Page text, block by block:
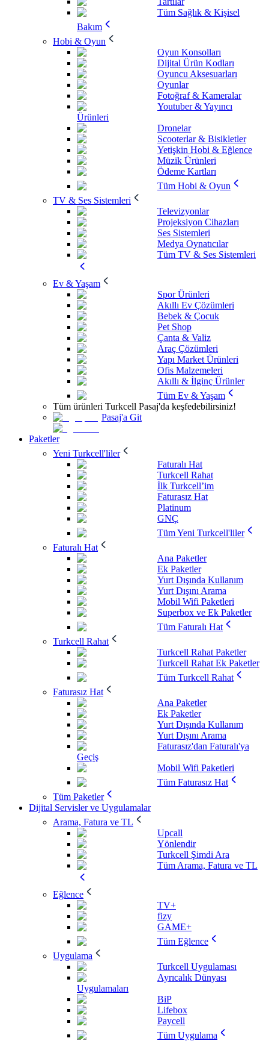
Tüm Sağlık & Kişisel
Bakım
Hobi & Oyun
Oyun Konsolları
Dijital Ürün Kodları
Oyuncu Aksesuarları
Oyunlar
Fotoğraf & Kameralar
Youtuber & Yayıncı
Ürünleri
Dronelar
Scooterlar & Bisikletler
Yetişkin Hobi & Eğlence
Müzik Ürünleri
Ödeme Kartları
Tüm Hobi & Oyun
TV & Ses Sistemleri
Televizyonlar
Projeksiyon Cihazları
Ses Sistemleri
Medya Oynatıcılar
Tüm TV & Ses Sistemleri
Ev & Yaşam
Spor Ürünleri
Akıllı Ev Çözümleri
Bebek & Çocuk
Pet Shop
Çanta & Valiz
Araç Çözümleri
Yapı Market Ürünleri
Ofis Malzemeleri
Akıllı & İlginç Ürünler
Tüm Ev & Yaşam
Tüm ürünleri Turkcell Pasaj'da keşfedebilirsiniz!
Pasaj'a Git
Paketler
Yeni Turkcell'liler
Faturalı Hat
Turkcell Rahat
İlk Turkcell’im
Faturasız Hat
Platinum
GNÇ
Tüm Yeni Turkcell'liler
Faturalı Hat
Ana Paketler
Ek Paketler
Yurt Dışında Kullanım
Yurt Dışını Arama
Mobil Wifi Paketleri
Superbox ve Ek Paketler
Tüm Faturalı Hat
Turkcell Rahat
Turkcell Rahat Paketler
Turkcell Rahat Ek Paketler
Tüm Turkcell Rahat
Faturasız Hat
Ana Paketler
Ek Paketler
Yurt Dışında Kullanım
Yurt Dışını Arama
Faturasız'dan Faturalı'ya
Geçiş
Mobil Wifi Paketleri
Tüm Faturasız Hat
Tüm Paketler
Dijital Servisler ve Uygulamalar
Arama, Fatura ve TL
Upcall
Yönlendir
Turkcell Şimdi Ara
Tüm Arama, Fatura ve TL
Eğlence
TV+
fizy
GAME+
Tüm Eğlence
Uygulama
Turkcell Uygulaması
Ayrıcalık Dünyası
Uygulamaları
BiP
Lifebox
Paycell
Tüm Uygulama